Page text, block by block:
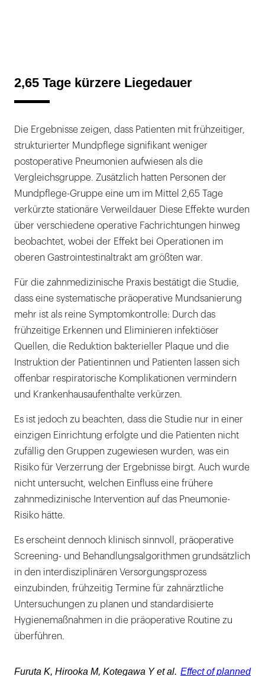
2,65 Tage kürzere Liegedauer
Die Ergebnisse zeigen, dass Patienten mit frühzeitiger,
strukturierter Mundpflege signifikant weniger
postoperative Pneumonien aufwiesen als die
Vergleichsgruppe. Zusätzlich hatten Personen der
Mundpflege-Gruppe eine um im Mittel 2,65 Tage
verkürzte stationäre Verweildauer Diese Effekte wurden
über verschiedene operative Fachrichtungen hinweg
beobachtet, wobei der Effekt bei Operationen im
oberen Gastrointestinaltrakt am größten war.
Für die zahnmedizinische Praxis bestätigt die Studie,
dass eine systematische präoperative Mundsanierung
mehr ist als reine Symptomkontrolle: Durch das
frühzeitige Erkennen und Eliminieren infektiöser
Quellen, die Reduktion bakterieller Plaque und die
Instruktion der Patientinnen und Patienten lassen sich
offenbar respiratorische Komplikationen vermindern
und Krankenhausaufenthalte verkürzen.
Es ist jedoch zu beachten, dass die Studie nur in einer
einzigen Einrichtung erfolgte und die Patienten nicht
zufällig den Gruppen zugewiesen wurden, was ein
Risiko für Verzerrung der Ergebnisse birgt. Auch wurde
nicht untersucht, welchen Einfluss eine frühere
zahnmedizinische Intervention auf das Pneumonie-
Risiko hätte.
Es erscheint dennoch klinisch sinnvoll, präoperative
Screening- und Behandlungsalgorithmen grundsätzlich
in den interdisziplinären Versorgungsprozess
einzubinden, frühzeitig Termine für zahnärztliche
Untersuchungen zu planen und standardisierte
Hygienemaßnahmen in die präoperative Routine zu
überführen.
Furuta K, Hirooka M, Kotegawa Y et al. Effect of planned